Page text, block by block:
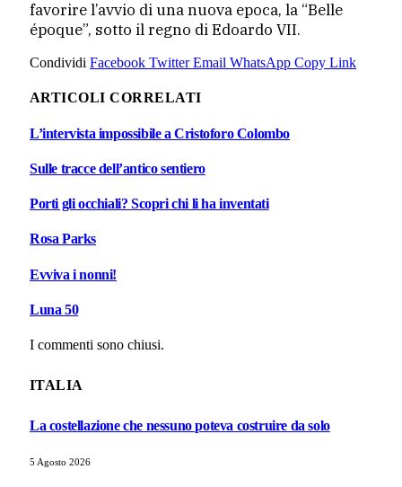
favorire l’avvio di una nuova epoca, la “Belle
époque”, sotto il regno di Edoardo VII.
Condividi Facebook Twitter Email WhatsApp Copy Link
ARTICOLI CORRELATI
L’intervista impossibile a Cristoforo Colombo
Sulle tracce dell’antico sentiero
Porti gli occhiali? Scopri chi li ha inventati
Rosa Parks
Evviva i nonni!
Luna 50
I commenti sono chiusi.
ITALIA
La costellazione che nessuno poteva costruire da solo
5 Agosto 2026